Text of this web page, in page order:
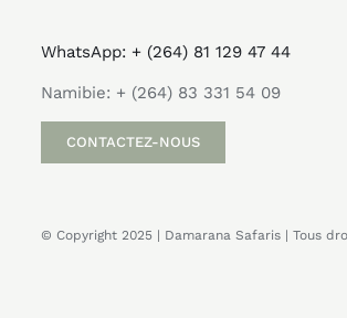
WhatsApp: + (264) 81 129 47 44
Namibie: + (264) 83 331 54 09
CONTACTEZ-NOUS
© Copyright 2025 | Damarana Safaris | Tous